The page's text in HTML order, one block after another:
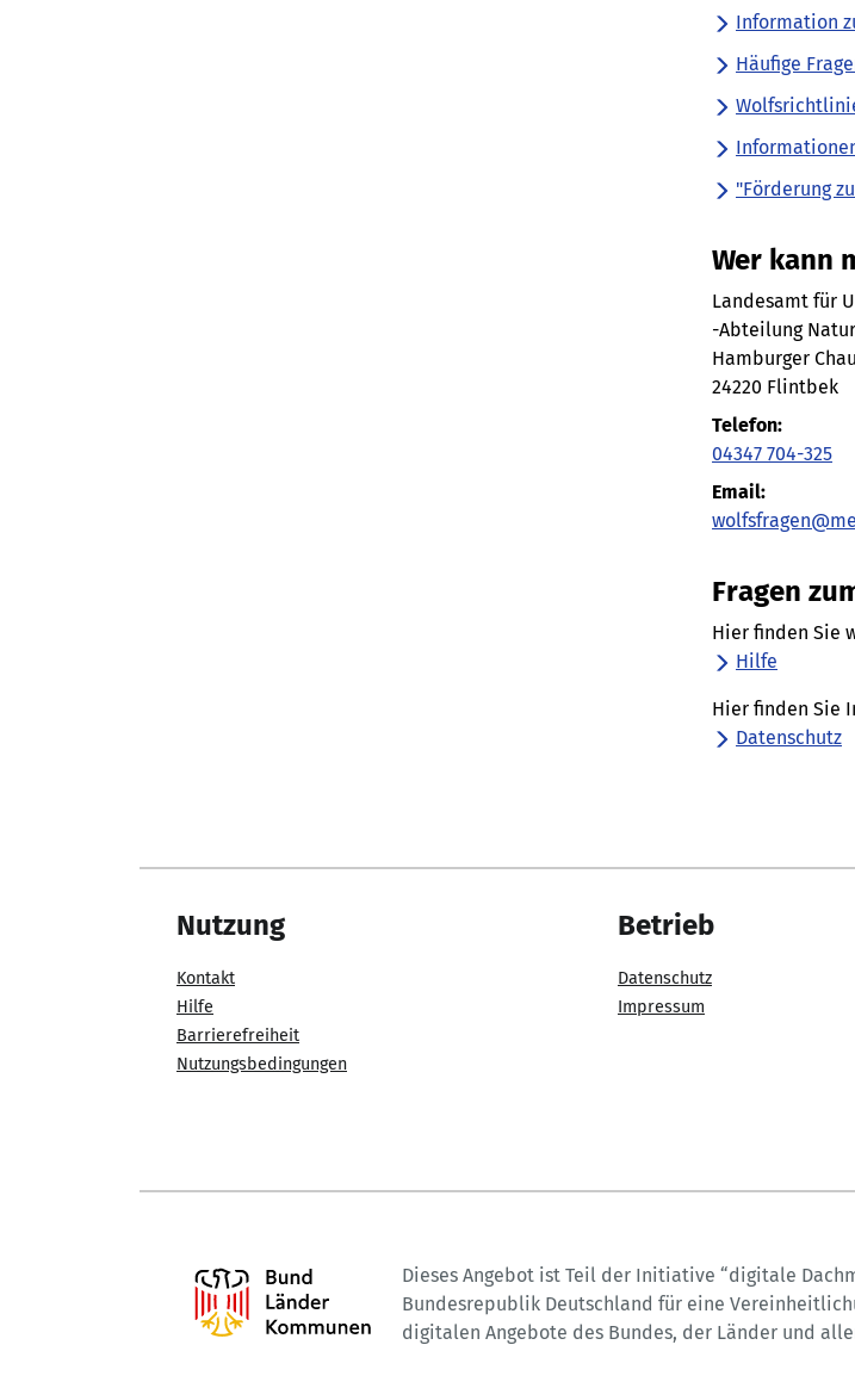
Information
Häufige
"Förderung
Wer kann
Landesamt für
-Abteilung
Hamburger
24220 Flintbek
Telefon:
04347 704-325
Email:
Fragen
Hier finden Sie
Hilfe
Hier finden Sie
Datenschutz
Nutzung
Kontakt
Hilfe
Barrierefreiheit
Nutzungsbedingungen
Betrieb
Datenschutz
Impressum
Dieses Angebot ist Teil der Initiative “digitale
Bundesrepublik Deutschland für eine
digitalen Angebote des Bundes, der Länder und